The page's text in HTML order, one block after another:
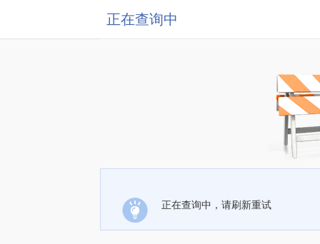
正在查询中
正在查询中，请刷新重试